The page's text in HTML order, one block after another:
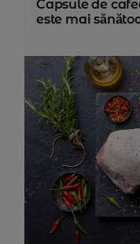
Capsule de
este mai